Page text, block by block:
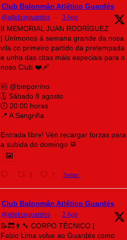
Club Balonmán Atlético Guardés
@atleticoguardes · 3 Ago
II MEMORIAL JUAN RODRÍGUEZ
| Unímonos á semana grande da nosa
vila co primeiro partido da pretempada
e unha das citas máis especiais para o
noso Club ❤️‍🩹
🆚 @bmporrino
🗓️ Sábado 8 agosto
🕗 20:00 horas
📍 A Sangriña
Entrada libre! Vén recargar forzas para
a subida do domingo 🥁
2 7 Twitter
Club Balonmán Atlético Guardés
@atleticoguardes · 2 Ago
📝🔙👨‍🔧 CORPO TÉCNICO |
Fabio Lima volve ao Guardés como